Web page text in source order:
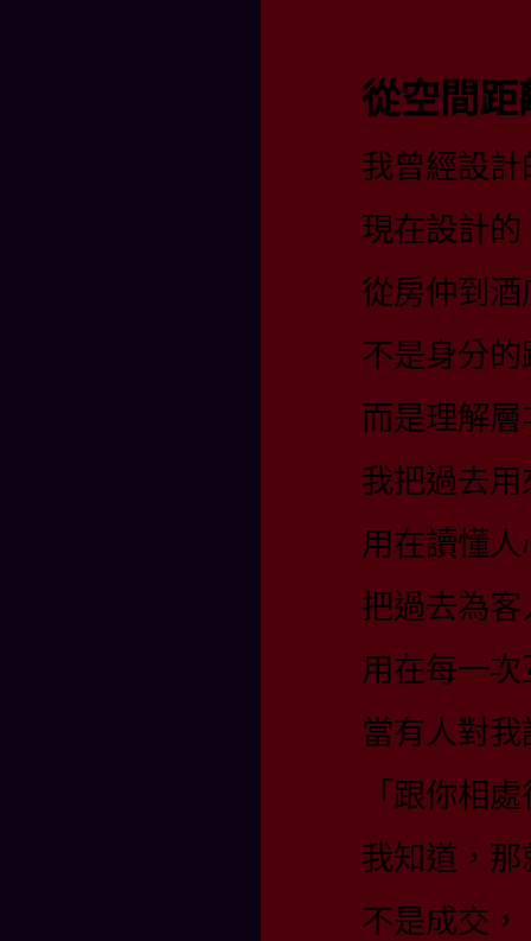
從空間距
我曾經設
現在設計
從房仲到
不是身分的
而是理解
我把過去
用在讀懂人
把過去為
用在每一
當有人對我
「跟你相
我知道，
不是成交，